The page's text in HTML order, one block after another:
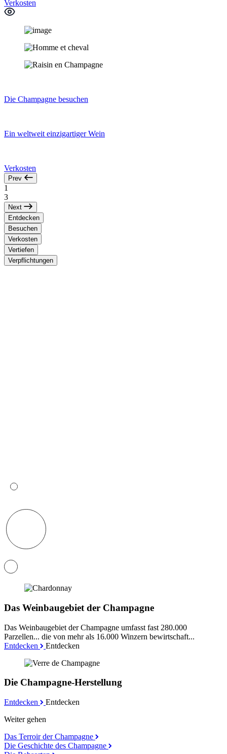
Verkosten
Die Champagne besuchen
Ein weltweit einzigartiger Wein
Verkosten
Prev
1
3
Next
Entdecken
Besuchen
Verkosten
Vertiefen
Verpflichtungen
Das Weinbaugebiet der Champagne
Das Weinbaugebiet der Champagne umfasst fast 280.000
Parzellen... die von mehr als 16.000 Winzern bewirtschaft...
Entdecken
Entdecken
Die Champagne-Herstellung
Entdecken
Entdecken
Weiter gehen
Das Terroir der Champagne
Die Geschichte des Champagne